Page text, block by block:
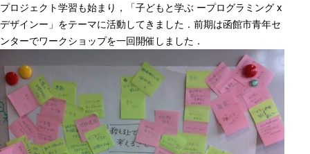
プロジェクト学習も始まり，「子どもと学ぶ ープログラミング x
デザインー」をテーマに活動してきました．前期は函館市青年セ
ンターでワークショップを一回開催しました．